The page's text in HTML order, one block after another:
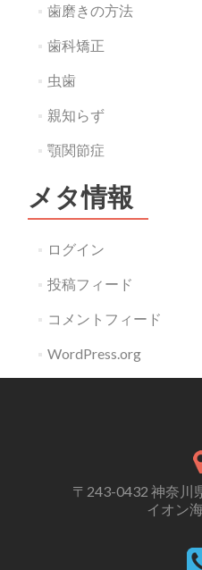
歯磨きの方法
歯科矯正
虫歯
親知らず
顎関節症
メタ情報
ログイン
投稿フィード
コメントフィード
WordPress.org
〒243-0432 神奈川
イオン